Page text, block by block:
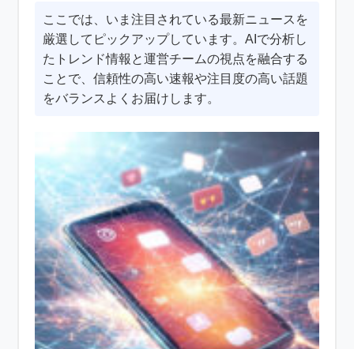
ここでは、いま注目されている最新ニュースを
厳選してピックアップしています。AIで分析し
たトレンド情報と運営チームの視点を融合する
ことで、信頼性の高い速報や注目度の高い話題
をバランスよくお届けします。